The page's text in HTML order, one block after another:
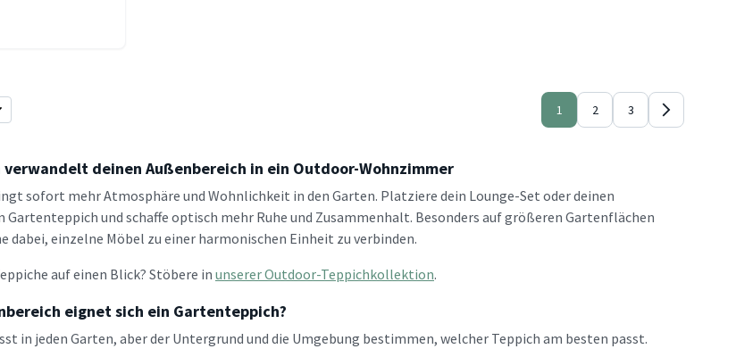
1 2 3
deinen Außenbereich in ein Outdoor-Wohnzimmer
sofort mehr Atmosphäre und Wohnlichkeit in den Garten. Platziere dein Lounge-Set oder deinen
Gartenteppich und schaffe optisch mehr Ruhe und Zusammenhalt. Besonders auf größeren Gartenflächen
dabei, einzelne Möbel zu einer harmonischen Einheit zu verbinden.
auf einen Blick? Stöbere inunserer Outdoor-Teppichkollektion.
eignet sich ein Gartenteppich?
in jeden Garten, aber der Untergrund und die Umgebung bestimmen, welcher Teppich am besten passt.